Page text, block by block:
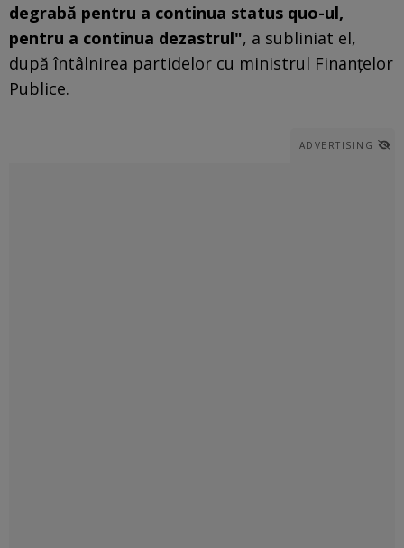
degrabă pentru a continua status quo-ul,
pentru a continua dezastrul", a subliniat el,
după întâlnirea partidelor cu ministrul Finanţelor
Publice.
ADVERTISING